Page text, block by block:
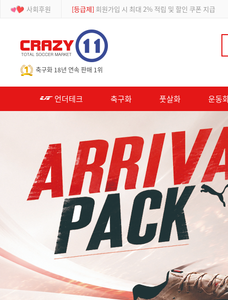
사회후원 [이벤트] APP 주문 시 적립금 500원 추가적립
축구화 18년 연속 판매 1위
언더테크 축구화 풋살화 운동